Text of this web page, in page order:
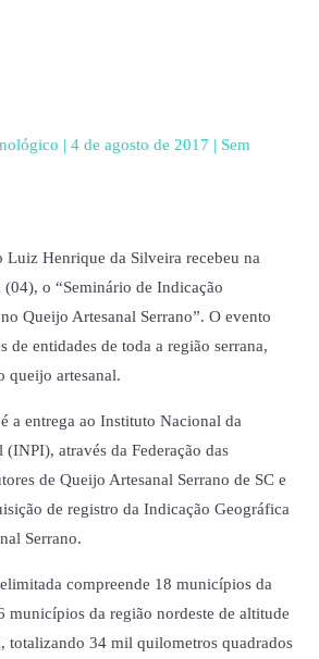
| 4 de agosto de 2017 | Sem
Luiz Henrique da Silveira recebeu na
(04), o “Seminário de Indicação
Queijo Artesanal Serrano”. O evento
de entidades de toda a região serrana,
queijo artesanal.
a entrega ao Instituto Nacional da
através da Federação das
de Queijo Artesanal Serrano de SC e
de registro da Indicação Geográfica
Serrano.
compreende 18 municípios da
municípios da região nordeste de altitude
totalizando 34 mil quilometros quadrados